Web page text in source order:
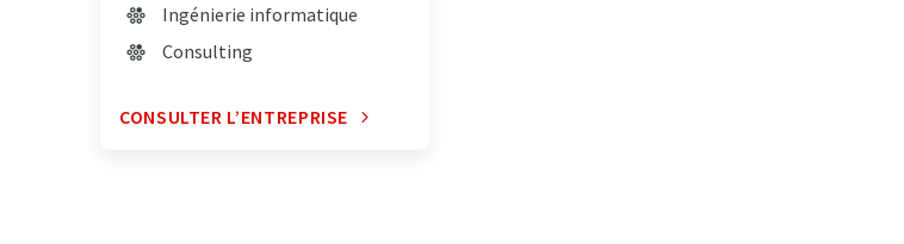
Ingénierie informatique
Consulting
CONSULTER L’ENTREPRISE